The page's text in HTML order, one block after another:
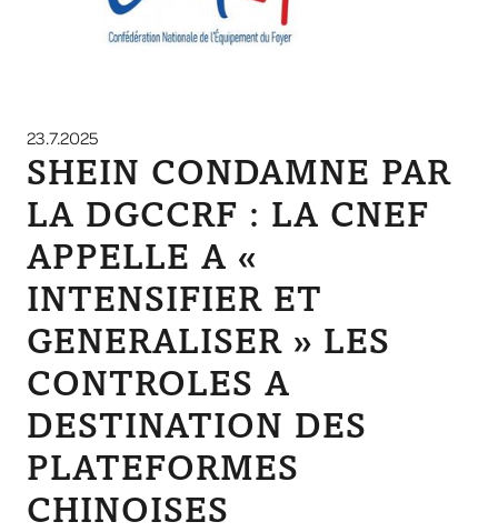
23.7.2025
SHEIN CONDAMNE PAR
LA DGCCRF : LA CNEF
APPELLE A «
INTENSIFIER ET
GENERALISER » LES
CONTROLES A
DESTINATION DES
PLATEFORMES
CHINOISES